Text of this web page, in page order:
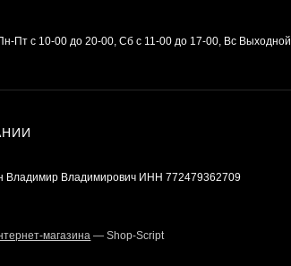
Пт с 10-00 до 20-00, Сб с 11-00 до 17-00, Вс Выходной
Владимир Владимирович ИНН 772479362709
магазина — Shop-Script